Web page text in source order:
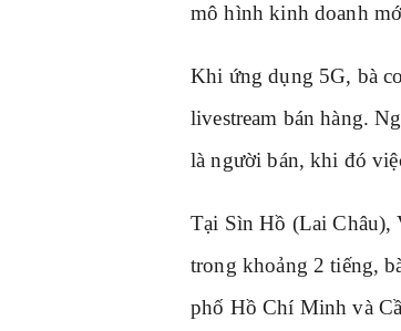
mô hình kinh doanh
Khi ứng dụng 5G, bà
livestream bán hàng.
là người bán, khi đó
Tại Sìn Hồ (Lai Châu),
trong khoảng 2 tiếng,
phố Hồ Chí Minh và